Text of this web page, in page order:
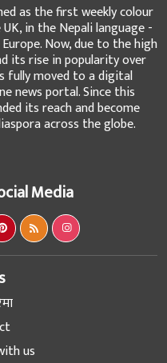
as the first weekly colour
in the Nepali language -
Now, due to the high
its rise in popularity over
fully moved to a digital
news portal. Since this
its reach and become
across the globe.
Media
us